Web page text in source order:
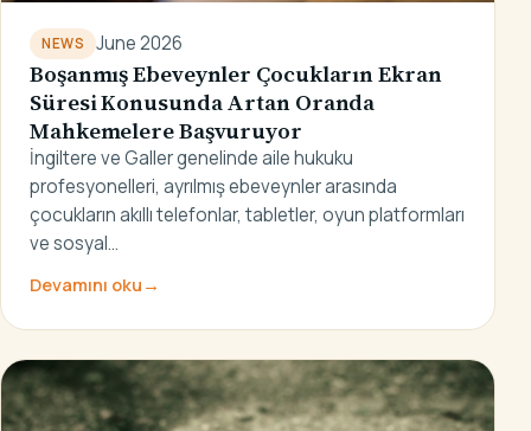
NEWS June 2026
Boşanmış Ebeveynler Çocukların Ekran
Süresi Konusunda Artan Oranda
Mahkemelere Başvuruyor
İngiltere ve Galler genelinde aile hukuku
profesyonelleri, ayrılmış ebeveynler arasında
çocukların akıllı telefonlar, tabletler, oyun platformları
ve sosyal…
Devamını oku →